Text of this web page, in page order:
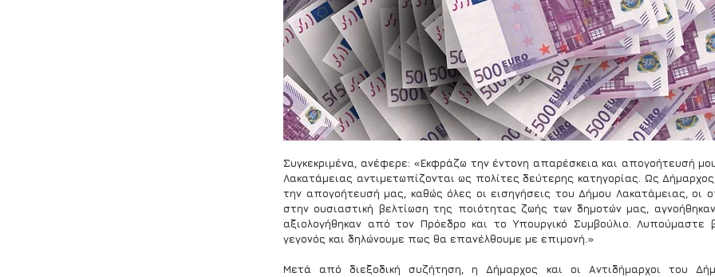
Συγκεκριμένα, ανέφερε: «Εκφράζω την έντονη απαρέσκεια και απογοήτευσή
Λακατάμειας αντιμετωπίζονται ως πολίτες δεύτερης κατηγορίας. Ως
την απογοήτευσή μας, καθώς όλες οι εισηγήσεις του Δήμου Λακατάμειας, οι
στην ουσιαστική βελτίωση της ποιότητας ζωής των δημοτών μας,
αξιολογήθηκαν από τον Πρόεδρο και το Υπουργικό Συμβούλιο. Λυπούμαστε
γεγονός και δηλώνουμε πως θα επανέλθουμε με επιμονή.»
Μετά από διεξοδική συζήτηση, η Δήμαρχος και οι Αντιδήμαρχοι του